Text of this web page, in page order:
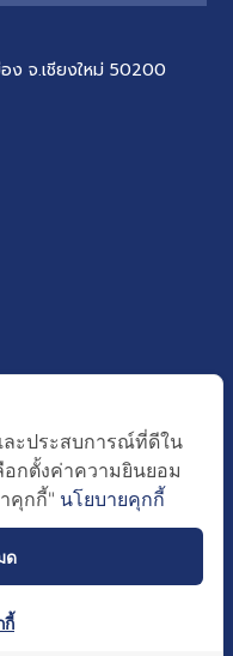
ง จ.เชียงใหม่ 50200
ละประสบการณ์ที่ดีใน
อกตั้งค่าความยินยอม
คุกกี้" นโยบายคุกกี้
ด
กี้